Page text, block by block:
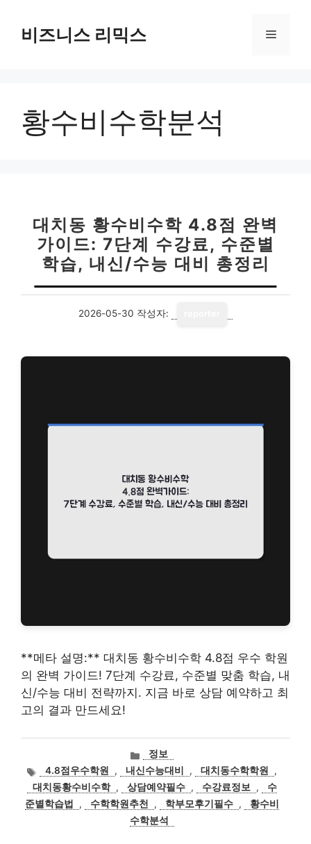
비즈니스 리믹스 메
황수비수학분석
대치동 황수비수학 4.8점 완벽
가이드: 7단계 수강료, 수준별
학습, 내신/수능 대비 총정리
2026-05-30 작성자:
**메타 설명:** 대치동 황수비수학 4.8점 우수 학원
의 완벽 가이드! 7단계 수강료, 수준별 맞춤 학습, 내
신/수능 대비 전략까지. 지금 바로 상담 예약하고 최
고의 결과 만드세요!
카
테
고
리
정보
태
그
4.8점우수학원 , 내신수능대비 , 대치동수학학원
,
대치동황수비수학 , 상담예약필수 , 수강료정보 ,
수
준별학습법
, 수학학원추천 , 학부모후기필수 ,
황수비
수학분석